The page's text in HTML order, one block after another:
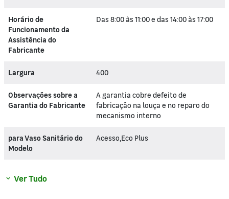
Horário de
Funcionamento da
Assistência do
Fabricante
Das 8:00 às 11:00 e das 14:00 às 17:00
Largura 400
Observações sobre a
Garantia do Fabricante
A garantia cobre defeito de
fabricação na louça e no reparo do
mecanismo interno
para Vaso Sanitário do
Modelo
Acesso,Eco Plus
Ver Tudo